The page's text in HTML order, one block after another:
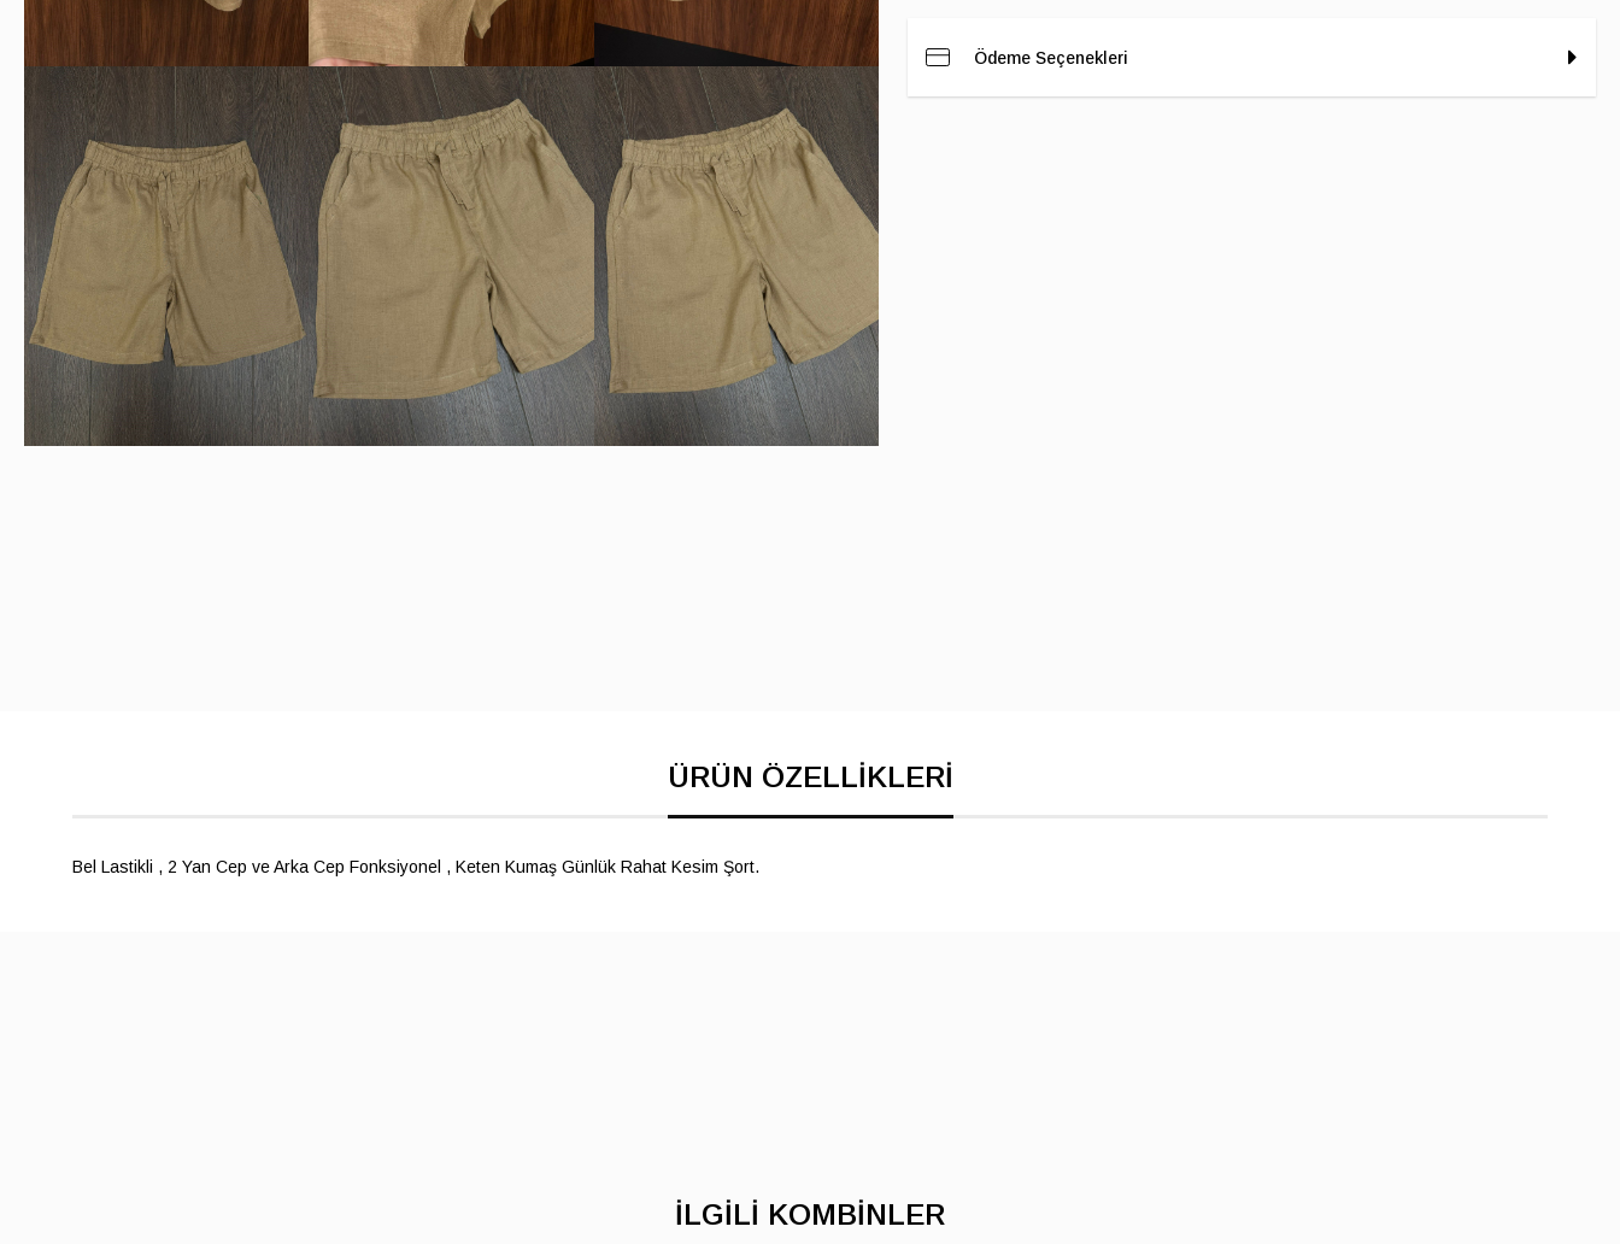
Ödeme Seçenekleri
Bel Lastikli , 2 Yan Cep ve Arka Cep Fonksiyonel , Keten Kumaş Günlük Rahat Kesim Şort.
İLGILI KOMBINLER